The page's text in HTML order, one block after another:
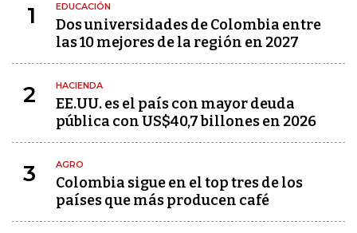
1 EDUCACIÓN
Dos universidades de Colombia entre
las 10 mejores de la región en 2027
2 HACIENDA
EE.UU. es el país con mayor deuda
pública con US$40,7 billones en 2026
3 AGRO
Colombia sigue en el top tres de los
países que más producen café